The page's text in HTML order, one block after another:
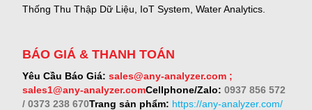
Thống Thu Thập Dữ Liệu, IoT System, Water Analytics.
BÁO GIÁ & THANH TOÁN
Yêu Cầu Báo Giá: sales@any-analyzer.com ;
sales1@any-analyzer.comCellphone/Zalo: 0937 856 572
/ 0373 238 670Trang sản phẩm: https://any-analyzer.com/